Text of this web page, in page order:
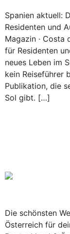
Spanien aktuell:
Residenten und
Magazin · Costa
für Residenten
neues Leben im
kein Reiseführer
Publikation, die
Sol gibt. […]
Die schönsten
Österreich für